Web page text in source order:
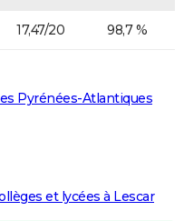
17,47/20 98,7 %
Pyrénées-Atlantiques
et lycées à Lescar